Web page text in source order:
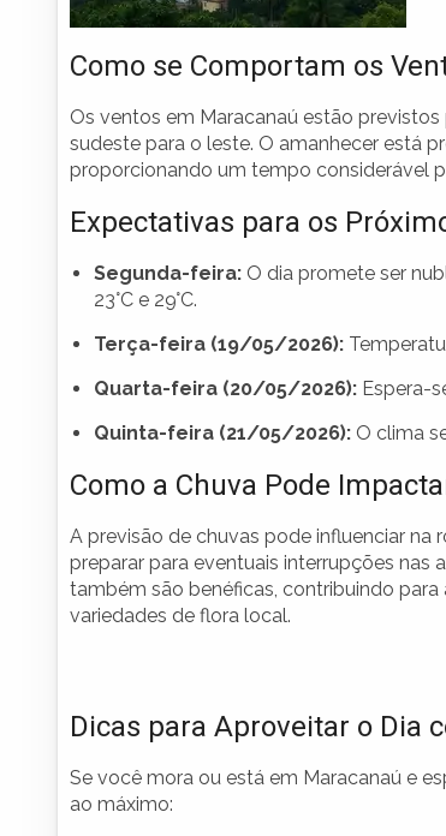
Como se Comportam os
Os ventos em Maracanaú estão
sudeste para o leste. O amanhecer está
proporcionando um tempo considerável
Expectativas para os
Segunda-feira: O dia promete ser
23°C e 29°C.
Terça-feira (19/05/2026):
Quarta-feira (20/05/2026): Espera-
Quinta-feira (21/05/2026): O clima
Como a Chuva Pode
A previsão de chuvas pode influenciar na
preparar para eventuais interrupções nas
também são benéficas, contribuindo
variedades de flora local.
Dicas para Aproveitar o Dia
Se você mora ou está em Maracanaú e
ao máximo: